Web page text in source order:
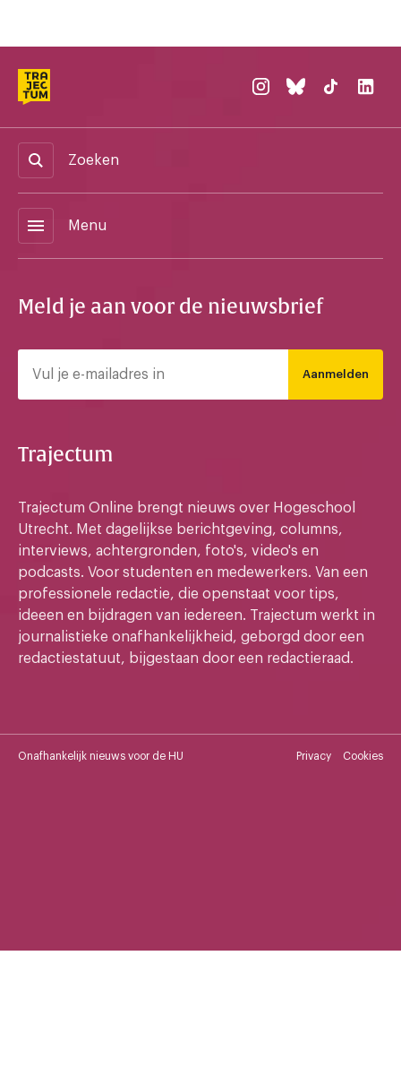
Zoeken
menu Menu
Meld je aan voor de nieuwsbrief
Aanmelden
Trajectum
Trajectum Online brengt nieuws over Hogeschool
Utrecht. Met dagelijkse berichtgeving, columns,
interviews, achtergronden, foto's, video's en
podcasts. Voor studenten en medewerkers. Van een
professionele redactie, die openstaat voor tips,
ideeen en bijdragen van iedereen. Trajectum werkt in
journalistieke onafhankelijkheid, geborgd door een
redactiestatuut, bijgestaan door een redactieraad.
Onafhankelijk nieuws voor de HU Privacy Cookies